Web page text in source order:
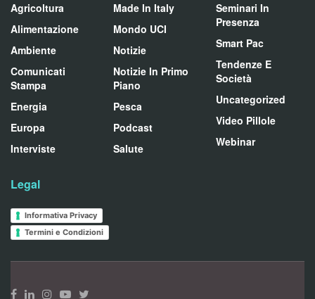
Agricoltura
Alimentazione
Ambiente
Comunicati
Stampa
Energia
Europa
Interviste
Made In Italy
Mondo UCI
Notizie
Notizie In Primo
Piano
Pesca
Podcast
Salute
Seminari In
Presenza
Smart Pac
Tendenze E
Società
Uncategorized
Video Pillole
Webinar
Legal
Informativa Privacy
Termini e Condizioni